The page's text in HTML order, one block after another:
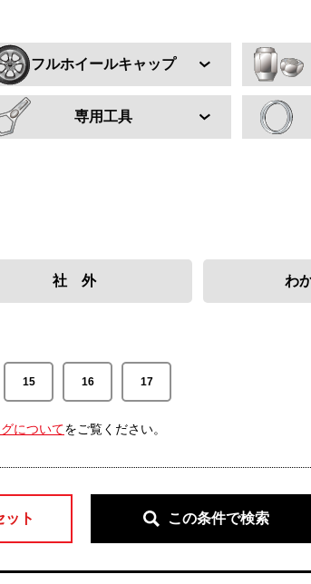
フルホイールキャップ
専用工具
社 外 わ
15 16 17
についてをご覧ください。
ット この条件で検索